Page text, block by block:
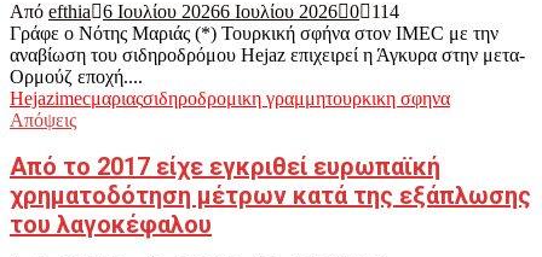
Από efthia 6 Ιουλίου 20266 Ιουλίου 2026 0
114
Γράφε ο Νότης Μαριάς (*) Τουρκική σφήνα στον IMEC με την
αναβίωση του σιδηροδρόμου Hejaz επιχειρεί η Άγκυρα στην μετα-
Ορμούζ εποχή....
Hejazimecμαριαςσιδηροδρομικη γραμμητουρκικη σφηνα
Απόψεις
Από το 2017 είχε εγκριθεί ευρωπαϊκή
χρηματοδότηση μέτρων κατά της εξάπλωσης
του λαγοκέφαλου